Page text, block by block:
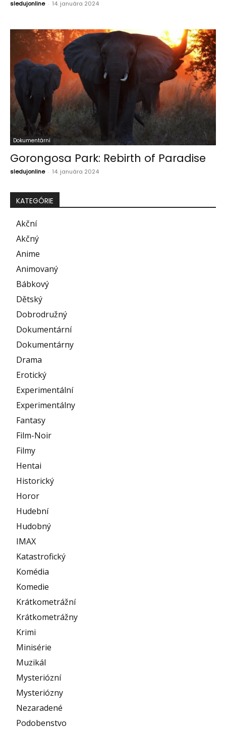
sledujonline - 14. januára 2024
Dokumentární
Gorongosa Park: Rebirth of Paradise
sledujonline - 14. januára 2024
KATEGÓRIE
Akční
Akčný
Anime
Animovaný
Bábkový
Dětský
Dobrodružný
Dokumentární
Dokumentárny
Drama
Erotický
Experimentální
Experimentálny
Fantasy
Film-Noir
Filmy
Hentai
Historický
Horor
Hudební
Hudobný
IMAX
Katastrofický
Komédia
Komedie
Krátkometrážní
Krátkometrážny
Krimi
Minisérie
Muzikál
Mysteriózní
Mysteriózny
Nezaradené
Podobenstvo